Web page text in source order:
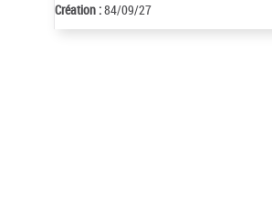
Création :84/09/27